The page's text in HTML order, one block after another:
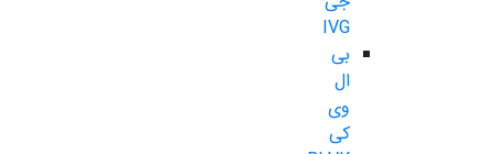
IVG
بی
ال
وی
کی